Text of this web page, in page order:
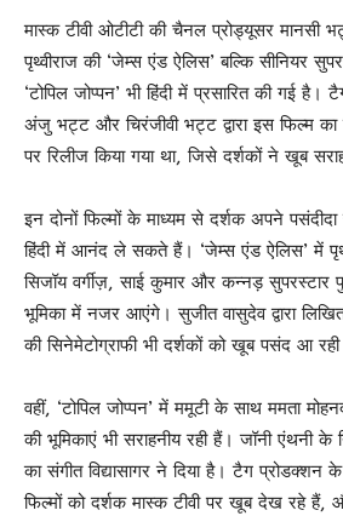
मास्क टीवी ओटीटी की चैनल प्रोड्यूसर मानसी
पृथ्वीराज की ‘जेम्स एंड ऐलिस’ बल्कि सीनियर
‘टोपिल जोप्पन’ भी हिंदी में प्रसारित की गई
अंजु भट्ट और चिरंजीवी भट्ट द्वारा इस फिल्म का
पर रिलीज किया गया था, जिसे दर्शकों ने खूब
इन दोनों फिल्मों के माध्यम से दर्शक अपने पसंदीदा
हिंदी में आनंद ले सकते हैं। ‘जेम्स एंड ऐलिस’ में
सिजॉय वर्गीज़, साई कुमार और कन्नड़ सुपरस्टार
भूमिका में नजर आएंगे। सुजीत वासुदेव द्वारा
की सिनेमेटोग्राफी भी दर्शकों को खूब पसंद आ
वहीं, ‘टोपिल जोप्पन’ में ममूटी के साथ ममता
की भूमिकाएं भी सराहनीय रही हैं। जॉनी एंथनी के
का संगीत विद्यासागर ने दिया है। टैग प्रोडक्शन
फिल्मों को दर्शक मास्क टीवी पर खूब देख रहे हैं,